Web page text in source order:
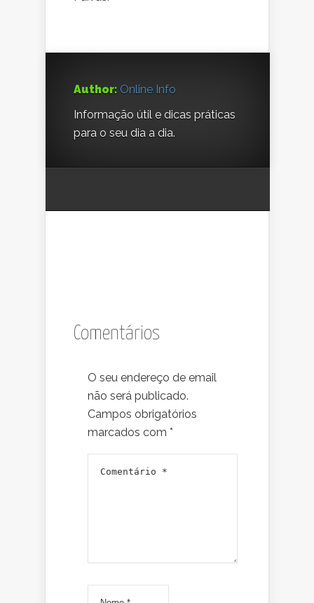
Author: Online Info
Informação útil e dicas práticas
para o seu dia a dia.
Comentários
O seu endereço de email
não será publicado.
Campos obrigatórios
marcados com *